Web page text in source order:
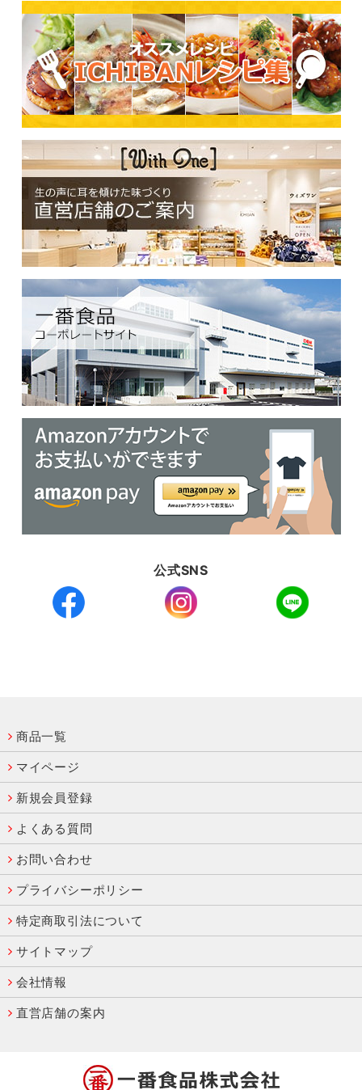
公式SNS
商品一覧
マイページ
新規会員登録
よくある質問
お問い合わせ
プライバシーポリシー
特定商取引法について
サイトマップ
会社情報
直営店舗の案内